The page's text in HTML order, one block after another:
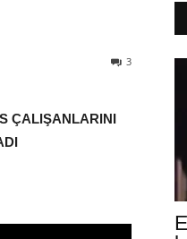
3
ÇALIŞANLARINI